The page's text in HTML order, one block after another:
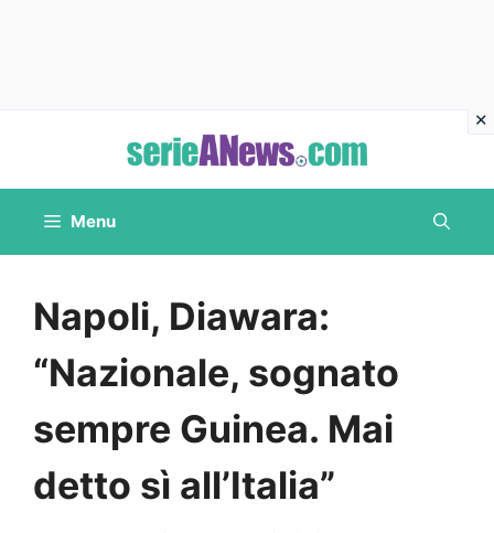
contenuto
Menu
Napoli, Diawara:
“Nazionale, sognato
sempre Guinea. Mai
detto sì all’Italia”